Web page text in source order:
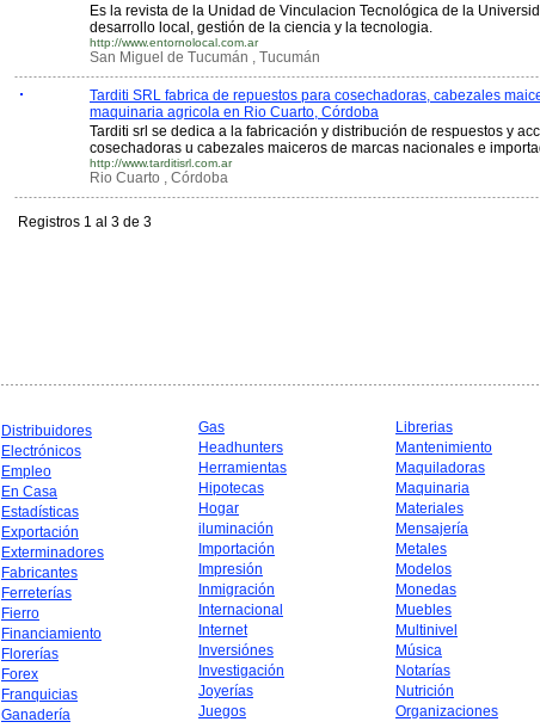
Es la revista de la Unidad de Vinculacion Tecnológica de la
desarrollo local, gestión de la ciencia y la tecnologia.
http://www.entornolocal.com.ar
San Miguel de Tucumán , Tucumán
Tarditi SRL fabrica de repuestos para cosechadoras, cabezales
maquinaria agricola en Rio Cuarto, Córdoba
Tarditi srl se dedica a la fabricación y distribución de respuestos y
cosechadoras u cabezales maiceros de marcas nacionales e
http://www.tarditisrl.com.ar
Rio Cuarto , Córdoba
Registros 1 al 3 de 3
Distribuidores
Electrónicos
Empleo
En Casa
Estadísticas
Exportación
Exterminadores
Fabricantes
Ferreterías
Fierro
Financiamiento
Florerías
Forex
Franquicias
Ganadería
Gas
Headhunters
Herramientas
Hipotecas
Hogar
iluminación
Importación
Impresión
Inmigración
Internacional
Internet
Inversiónes
Investigación
Joyerías
Juegos
Librerias
Mantenimiento
Maquiladoras
Maquinaria
Materiales
Mensajería
Metales
Modelos
Monedas
Muebles
Multinivel
Música
Notarías
Nutrición
Organizaciones